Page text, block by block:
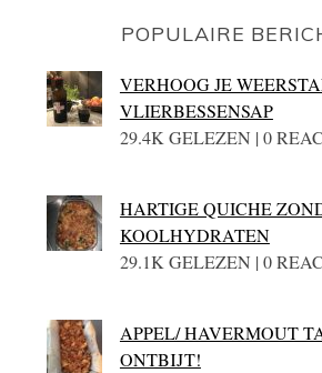
POPULAIRE
VERHOOG JE
VLIERBESSENSAP
29.4K GELEZEN | 0
HARTIGE QUICHE
KOOLHYDRATEN
29.1K GELEZEN | 0
APPEL/ HAVERMOUT
ONTBIJT!